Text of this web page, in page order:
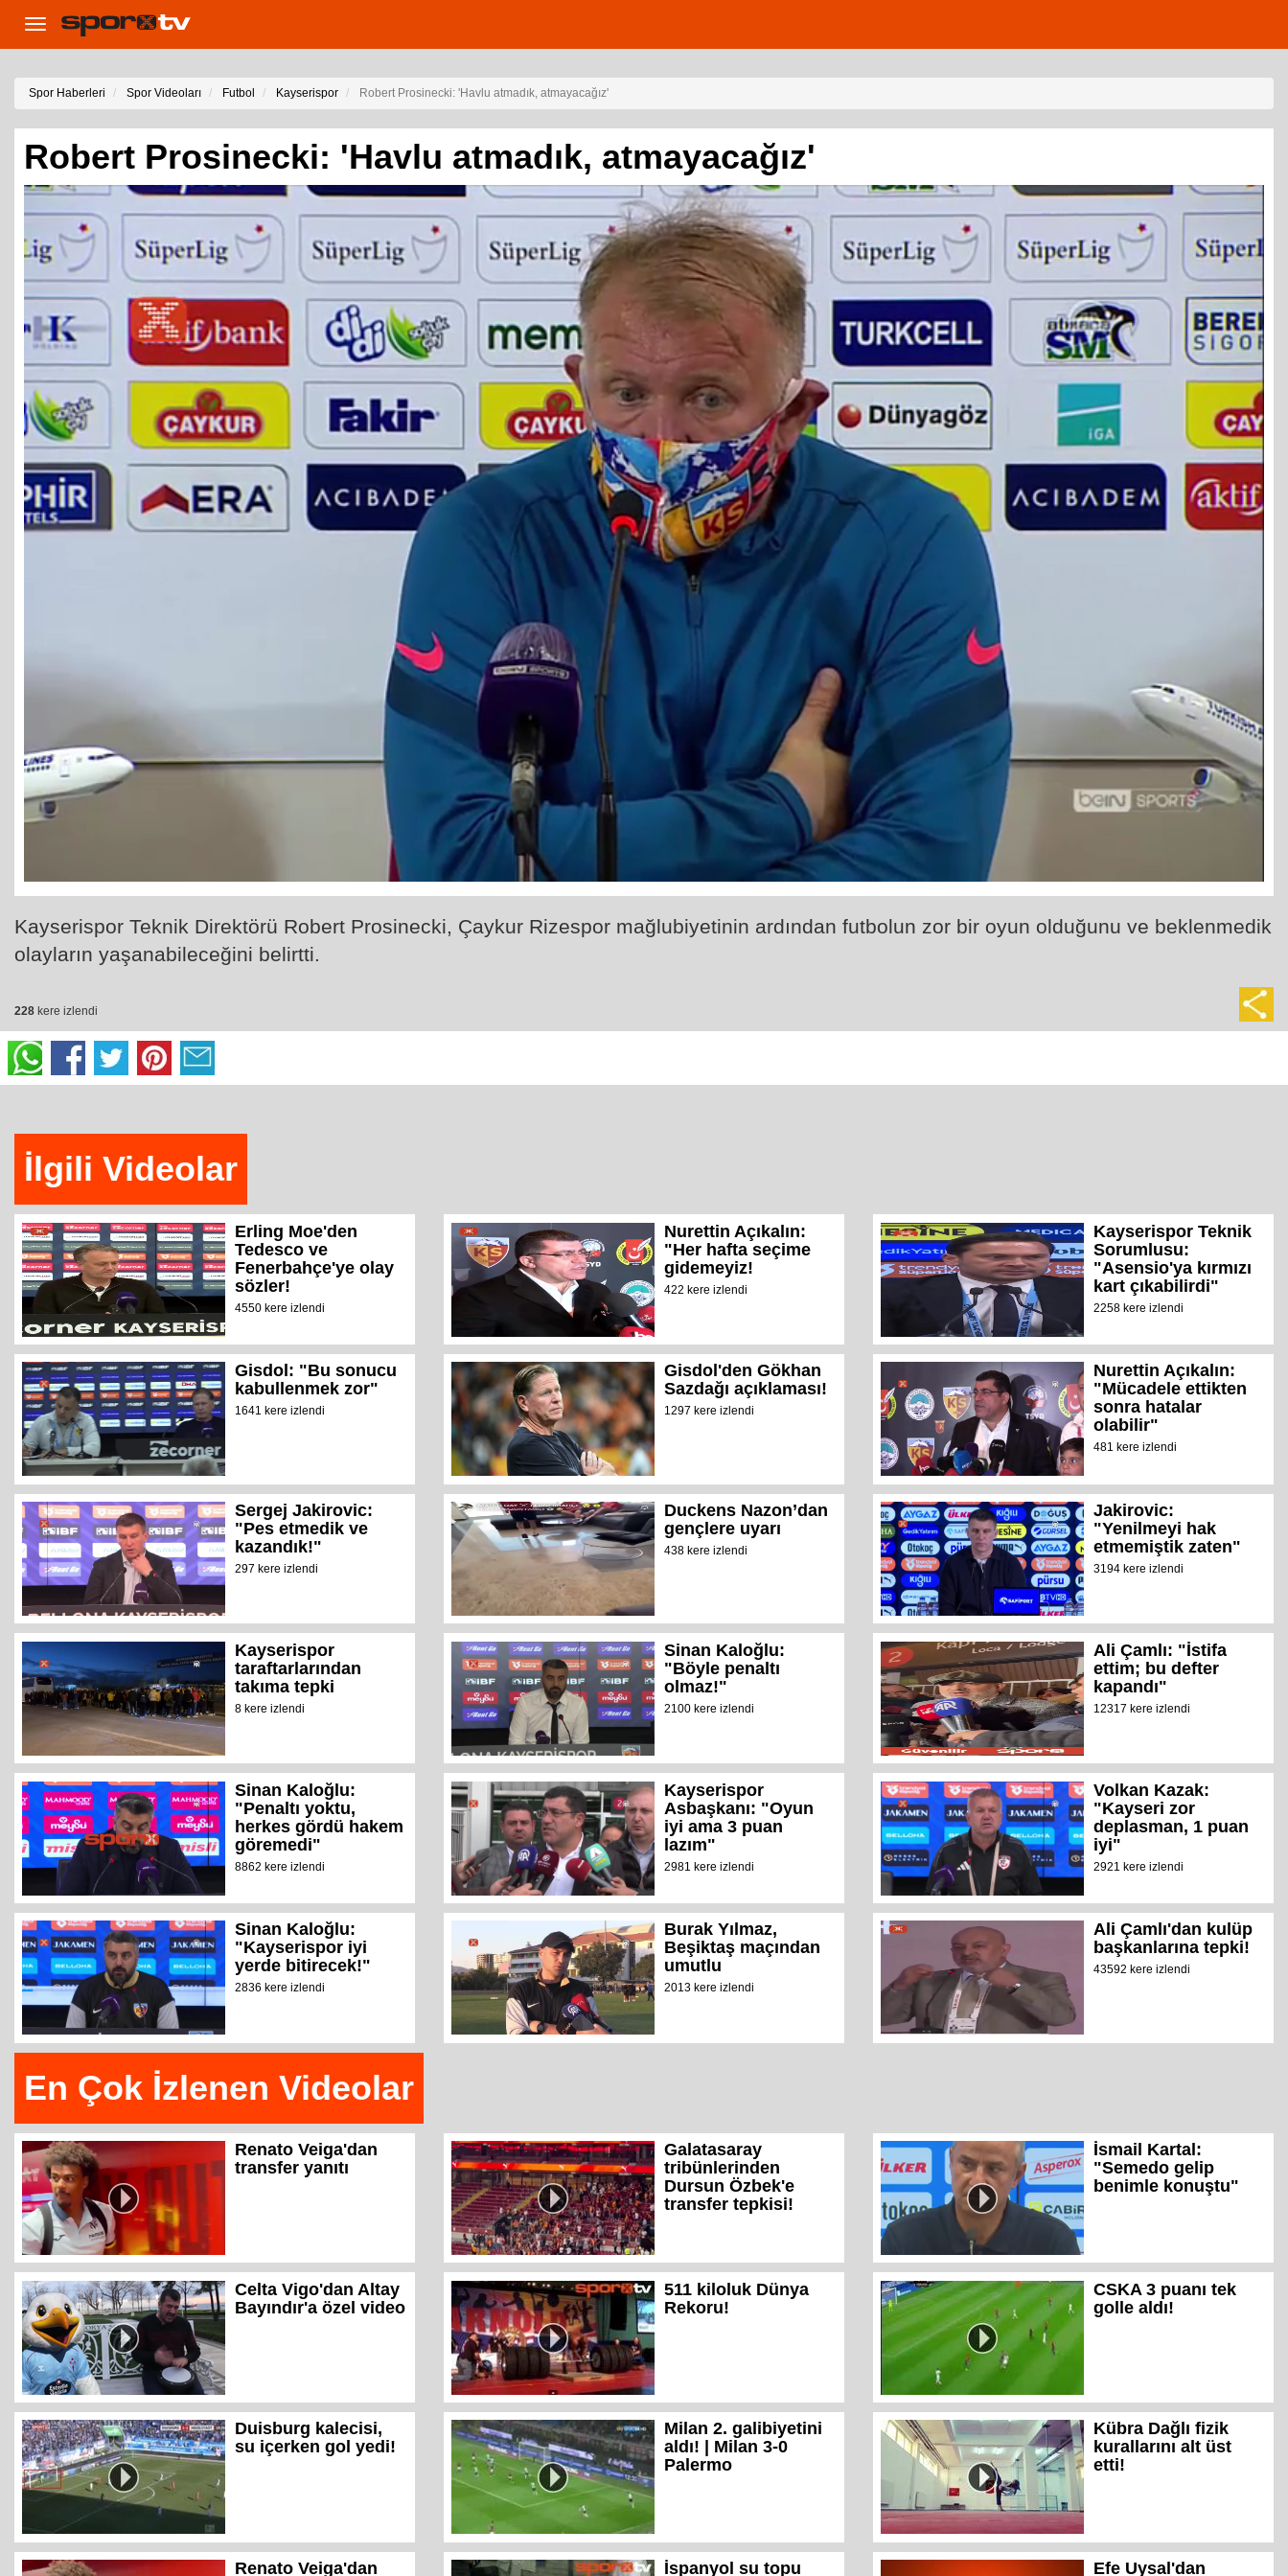
Toggle
navigation
Spor Haberleri Spor Videoları Futbol Kayserispor Robert Prosinecki: 'Havlu atmadık, atmayacağız'
Robert Prosinecki: 'Havlu atmadık, atmayacağız'
Kayserispor Teknik Direktörü Robert Prosinecki, Çaykur Rizespor mağlubiyetinin ardından futbolun zor bir oyun olduğunu ve beklenmedik
olayların yaşanabileceğini belirtti.
228 kere izlendi
İlgili Videolar
Erling Moe'den
Tedesco ve
Fenerbahçe'ye olay
sözler!
4550 kere izlendi
Nurettin Açıkalın:
"Her hafta seçime
gidemeyiz!
422 kere izlendi
Kayserispor Teknik
Sorumlusu:
"Asensio'ya kırmızı
kart çıkabilirdi"
2258 kere izlendi
Gisdol: "Bu sonucu
kabullenmek zor"
1641 kere izlendi
Gisdol'den Gökhan
Sazdağı açıklaması!
1297 kere izlendi
Nurettin Açıkalın:
"Mücadele ettikten
sonra hatalar
olabilir"
481 kere izlendi
Sergej Jakirovic:
"Pes etmedik ve
kazandık!"
297 kere izlendi
Duckens Nazon’dan
gençlere uyarı
438 kere izlendi
Jakirovic:
"Yenilmeyi hak
etmemiştik zaten"
3194 kere izlendi
Kayserispor
taraftarlarından
takıma tepki
8 kere izlendi
Sinan Kaloğlu:
"Böyle penaltı
olmaz!"
2100 kere izlendi
Ali Çamlı: "İstifa
ettim; bu defter
kapandı"
12317 kere izlendi
Sinan Kaloğlu:
"Penaltı yoktu,
herkes gördü hakem
göremedi"
8862 kere izlendi
Kayserispor
Asbaşkanı: "Oyun
iyi ama 3 puan
lazım"
2981 kere izlendi
Volkan Kazak:
"Kayseri zor
deplasman, 1 puan
iyi"
2921 kere izlendi
Sinan Kaloğlu:
"Kayserispor iyi
yerde bitirecek!"
2836 kere izlendi
Burak Yılmaz,
Beşiktaş maçından
umutlu
2013 kere izlendi
Ali Çamlı'dan kulüp
başkanlarına tepki!
43592 kere izlendi
En Çok İzlenen Videolar
Renato Veiga'dan
transfer yanıtı
Galatasaray
tribünlerinden
Dursun Özbek'e
transfer tepkisi!
İsmail Kartal:
"Semedo gelip
benimle konuştu"
Celta Vigo'dan Altay
Bayındır'a özel video
511 kiloluk Dünya
Rekoru!
CSKA 3 puanı tek
golle aldı!
Duisburg kalecisi,
su içerken gol yedi!
Milan 2. galibiyetini
aldı! | Milan 3-0
Palermo
Kübra Dağlı fizik
kurallarını alt üst
etti!
Renato Veiga'dan İspanyol su topu Efe Uysal'dan